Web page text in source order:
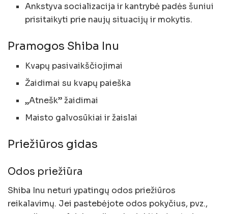
Ankstyva socializacija ir kantrybė padės šuniui
prisitaikyti prie naujų situacijų ir mokytis.
Pramogos Shiba Inu
Kvapų pasivaikščiojimai
Žaidimai su kvapų paieška
„Atnešk” žaidimai
Maisto galvosūkiai ir žaislai
Priežiūros gidas
Odos priežiūra
Shiba Inu neturi ypatingų odos priežiūros
reikalavimų. Jei pastebėjote odos pokyčius, pvz.,